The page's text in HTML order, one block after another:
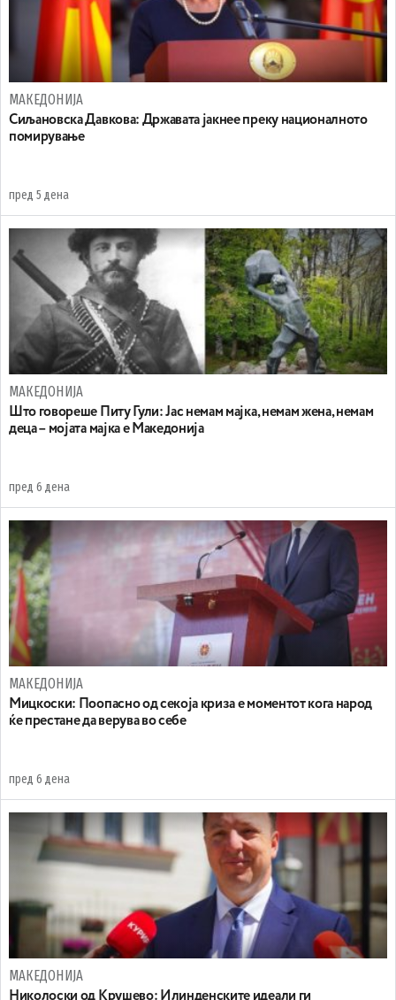
МАКЕДОНИЈА
Сиљановска Давкова: Државата јакнее преку националното
помирување
пред 5 дена
МАКЕДОНИЈА
Што говореше Питу Гули: Јас немам мајка, немам жена, немам
деца – мојата мајка е Македонија
пред 6 дена
МАКЕДОНИЈА
Мицкоски: Поопасно од секоја криза е моментот кога народ
ќе престане да верува во себе
пред 6 дена
МАКЕДОНИЈА
Николоски од Крушево: Илинденските идеали ги